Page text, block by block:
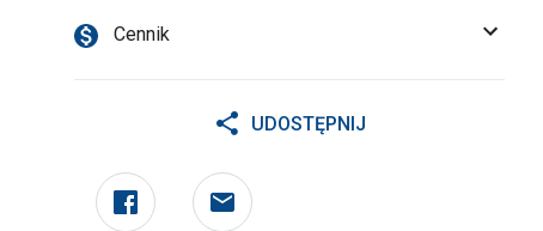
Cennik
UDOSTĘPNIJ